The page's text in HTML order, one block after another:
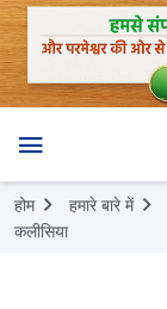
होम हमारे बारे में
कलीसिया